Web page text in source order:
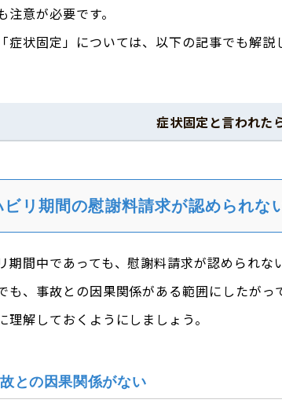
注意が必要です。
症状固定」については、以下の記事でも解
症状固定と言われた
ビリ期間の慰謝料請求が認められな
期間中であっても、慰謝料請求が認められな
も、事故との因果関係がある範囲にしたが
理解しておくようにしましょう。
との因果関係がない